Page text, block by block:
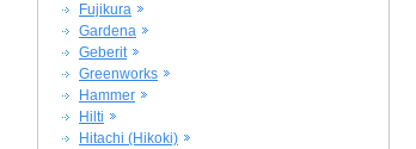
Fujikura
Gardena
Geberit
Greenworks
Hammer
Hilti
Hitachi (Hikoki)